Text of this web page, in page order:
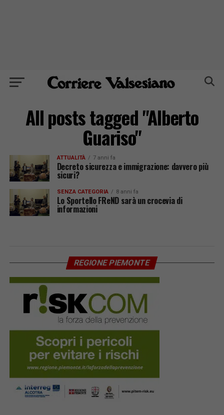
All posts tagged "Alberto
Guariso"
ATTUALITÀ 7 anni fa
Decreto sicurezza e immigrazione: davvero più
sicuri?
SENZA CATEGORIA 8 anni fa
Lo Sportello FReND sarà un crocevia di
informazioni
REGIONE PIEMONTE